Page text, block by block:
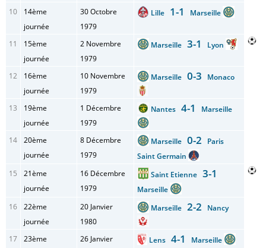
10
14ème
journée
30 Octobre
1979
Lille 1-1 Marseille
11
15ème
journée
2 Novembre
1979
Marseille 3-1 Lyon
12
16ème
journée
10 Novembre
1979
Marseille 0-3 Monaco
13
19ème
journée
1 Décembre
1979
Nantes4-1 Marseille
14
20ème
journée
8 Décembre
1979
Marseille 0-2 Paris
Saint Germain
15
21ème
journée
16 Décembre
1979
Saint Etienne 3-1
Marseille
16
22ème
journée
20 Janvier
1980
Marseille 2-2 Nancy
17
23ème
26 Janvier
Lens 4-1 Marseille